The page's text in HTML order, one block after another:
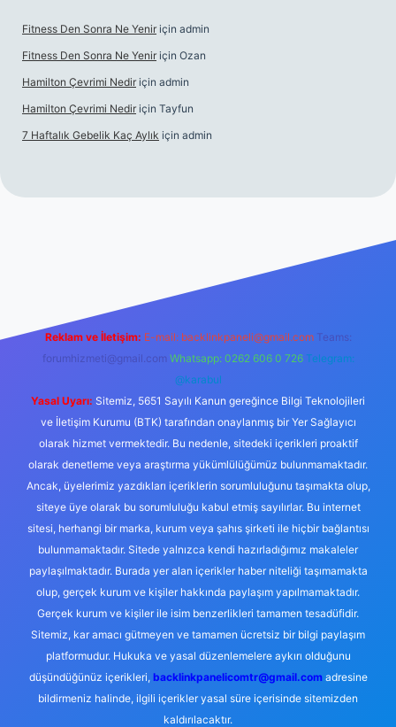
Fitness Den Sonra Ne Yenir için admin
Fitness Den Sonra Ne Yenir için Ozan
Hamilton Çevrimi Nedir için admin
Hamilton Çevrimi Nedir için Tayfun
7 Haftalık Gebelik Kaç Aylık için admin
Reklam ve İletişim: E-mail: backlinkpaneli@gmail.com Teams:
forumhizmeti@gmail.com Whatsapp: 0262 606 0 726 Telegram:
@karabul
Yasal Uyarı: Sitemiz, 5651 Sayılı Kanun gereğince Bilgi Teknolojileri
ve İletişim Kurumu (BTK) tarafından onaylanmış bir Yer Sağlayıcı
olarak hizmet vermektedir. Bu nedenle, sitedeki içerikleri proaktif
olarak denetleme veya araştırma yükümlülüğümüz bulunmamaktadır.
Ancak, üyelerimiz yazdıkları içeriklerin sorumluluğunu taşımakta olup,
siteye üye olarak bu sorumluluğu kabul etmiş sayılırlar. Bu internet
sitesi, herhangi bir marka, kurum veya şahıs şirketi ile hiçbir bağlantısı
bulunmamaktadır. Sitede yalnızca kendi hazırladığımız makaleler
paylaşılmaktadır. Burada yer alan içerikler haber niteliği taşımamakta
olup, gerçek kurum ve kişiler hakkında paylaşım yapılmamaktadır.
Gerçek kurum ve kişiler ile isim benzerlikleri tamamen tesadüfidir.
Sitemiz, kar amacı gütmeyen ve tamamen ücretsiz bir bilgi paylaşım
platformudur. Hukuka ve yasal düzenlemelere aykırı olduğunu
düşündüğünüz içerikleri, backlinkpanelicomtr@gmail.comadresine
bildirmeniz halinde, ilgili içerikler yasal süre içerisinde sitemizden
kaldırılacaktır.